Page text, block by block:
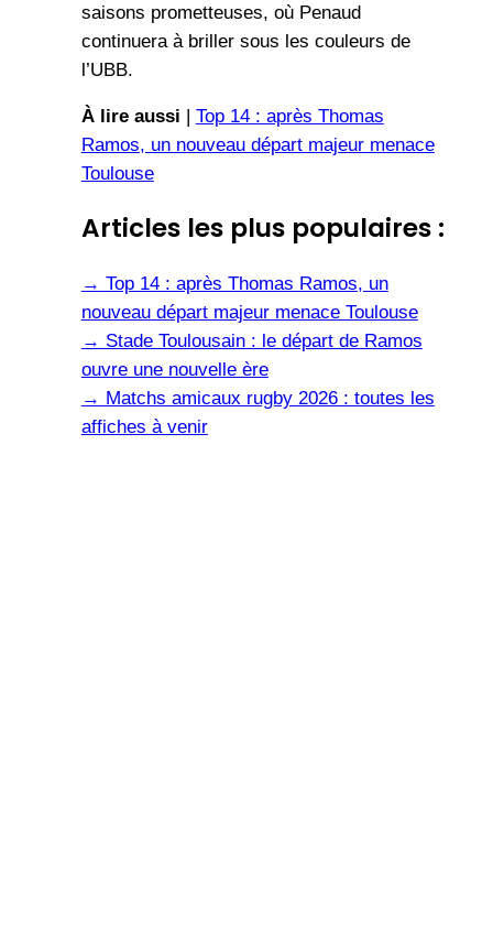
saisons prometteuses, où Penaud
continuera à briller sous les couleurs de
l’UBB.
À lire aussi
Top 14 : après Thomas
Ramos, un nouveau départ majeur menace
Toulouse
Articles les plus populaires :
→ Top 14 : après Thomas Ramos, un
nouveau départ majeur menace Toulouse
→ Stade Toulousain : le départ de Ramos
ouvre une nouvelle ère
→ Matchs amicaux rugby 2026 : toutes les
affiches à venir